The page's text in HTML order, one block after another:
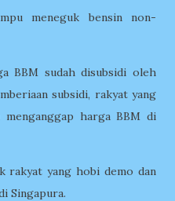
meneguk bensin non-
BBM sudah disubsidi oleh
subsidi, rakyat yang
harga BBM di
rakyat yang hobi demo dan
Singapura.